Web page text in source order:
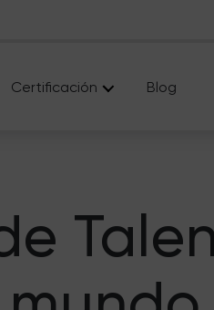
Certificación Blog